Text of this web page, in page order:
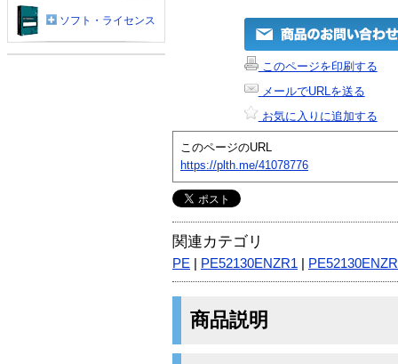
このページを印刷する
メールでURLを送る
お気に入りに追加する
このページのURL
https://plth.me/41078776
関連カテゴリ
PE PE52130ENZR1 PE52130ENZR
商品説明
ソフト・ライセンス